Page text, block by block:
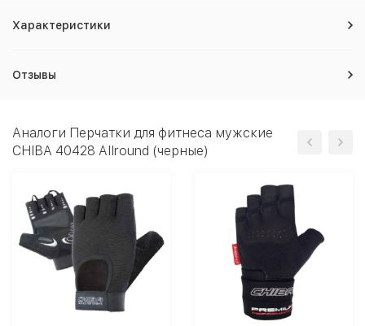
Характеристики
Отзывы
Аналоги Перчатки для фитнеса мужские
CHIBA 40428 Allround (черные)